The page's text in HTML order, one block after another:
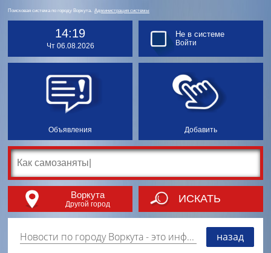
Поисковая система по городу Воркута. Администрация системы
14:19
Чт 06.08.2026
Объявления Добавить
Не в системе
Войти
Воркута
Другой город ИСКАТЬ
Новости по городу Воркута- это информация о событиях, мероприятиях и торгово-коммерческой деятельности города. Страницу наполняют платные и бесплатные объявления, имеющие функцию "поднятия вверх списка". назад